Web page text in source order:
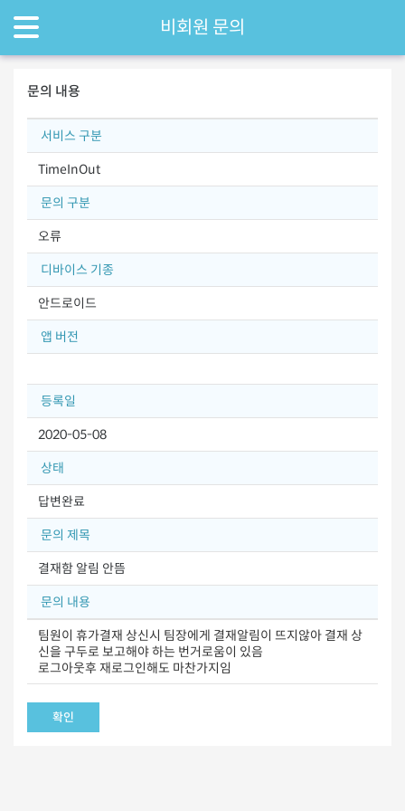
비회원 문의
문의 내용
서비스 구분
TimeInOut
문의 구분
오류
디바이스 기종
안드로이드
앱 버전
등록일
2020-05-08
상태
답변완료
문의 제목
결재함 알림 안뜸
문의 내용
팀원이 휴가결재 상신시 팀장에게 결재알림이 뜨지않아 결재 상
신을 구두로 보고해야 하는 번거로움이 있음
로그아웃후 재로그인해도 마찬가지임
확인